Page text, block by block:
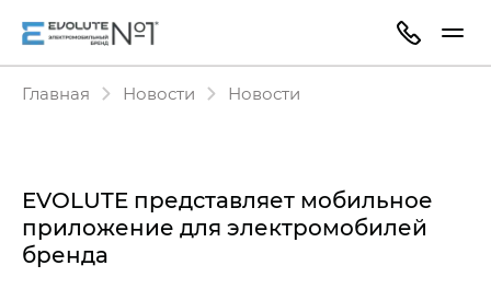
Главная Новости Новости
EVOLUTE представляет мобильное
приложение для электромобилей
бренда